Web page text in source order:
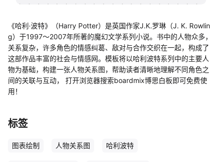
《哈利·波特》（Harry Potter）是英国作家J.K.罗琳（J. K. Rowlin
g）于1997～2007年所著的魔幻文学系列小说。书中的人物众多，
关系复杂，许多角色的情感纠葛、敌对与合作交织在一起，构成了
这部作品丰富的社会与情感网。模板将以哈利波特系列中的主要人
物为基础，构建一张人物关系图，帮助读者清晰地理解不同角色之
间的关联与互动， 打开浏览器搜索boardmix博思白板即可免费使
用！
标签
图表绘制 人物关系图 哈利波特